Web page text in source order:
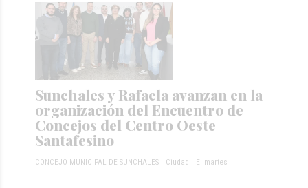
Sunchales y Rafaela avanzan en la
organización del Encuentro de
Concejos del Centro Oeste
Santafesino
CONCEJO MUNICIPAL DE SUNCHALES Ciudad El martes